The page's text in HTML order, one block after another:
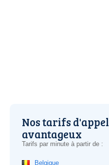
Nos tarifs d'appel
avantageux
Tarifs par minute à partir de :
Belgique